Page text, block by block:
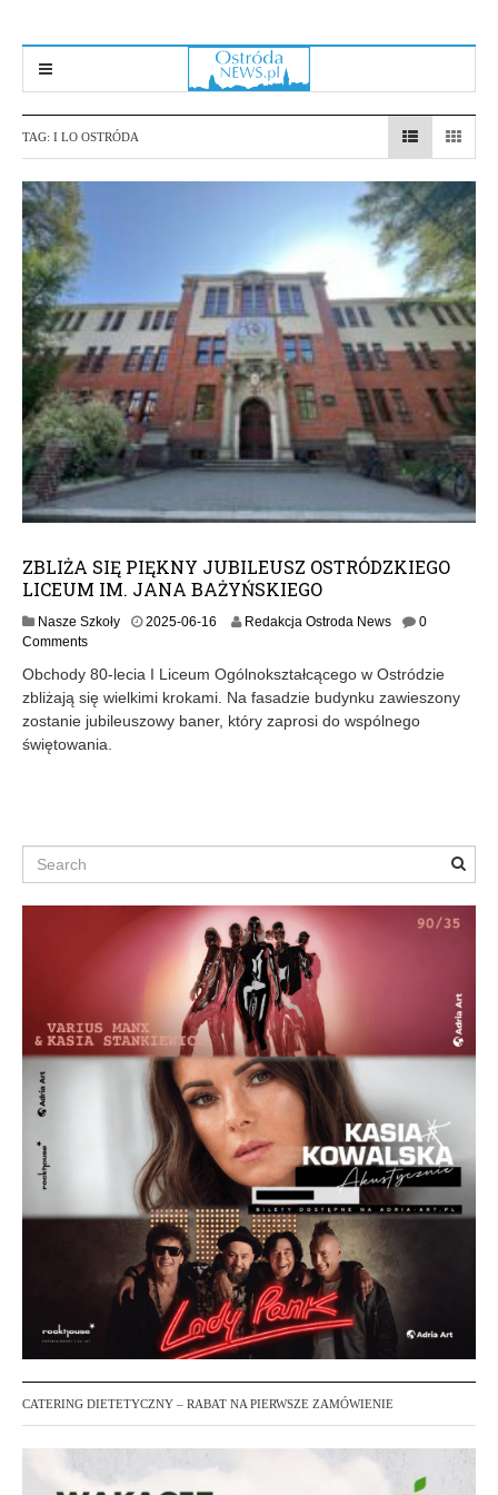
TAG: I LO OSTRÓDA
ZBLIŻA SIĘ PIĘKNY JUBILEUSZ OSTRÓDZKIEGO
LICEUM IM. JANA BAŻYŃSKIEGO
Nasze Szkoły 2025-06-16
5
-
0
Redakcja Ostroda News
0
Comments
Obchody 80-lecia I Liceum Ogólnokształcącego w Ostródzie
zbliżają się wielkimi krokami. Na fasadzie budynku zawieszony
zostanie jubileuszowy baner, który zaprosi do wspólnego
świętowania.
Search
CATERING DIETETYCZNY – RABAT NA PIERWSZE ZAMÓWIENIE